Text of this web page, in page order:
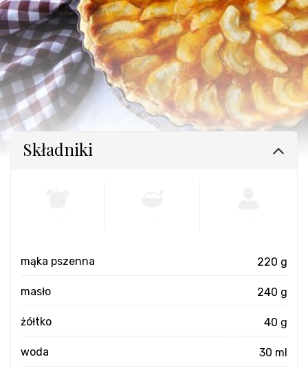
Składniki
mąka pszenna 220 g
masło 240 g
żółtko 40 g
woda 30 ml